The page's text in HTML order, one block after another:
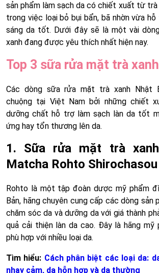
sản phẩm làm sạch da có chiết xuất từ trà
trong việc loại bỏ bụi bẩn, bã nhờn vừa
sáng da tốt. Dưới đây sẽ là một vài
xanh đang được yêu thích nhất hiện nay.
Top 3 sữa rửa mặt trà
Các dòng sữa rửa mặt trà xanh Nhật
chuộng tại Việt Nam bởi những chiết
dưỡng chất hỗ trợ làm sạch làn da tốt
ứng hay tổn thương lên da.
1. Sữa rửa mặt trà
Matcha Rohto Shirochasou
Rohto là một tập đoàn dược mỹ phẩm
Bản, hãng chuyên cung cấp các dòng sản
chăm sóc da và dưỡng da với giá thành
quả cải thiện làn da cao. Đây là hãng mỹ
phù hợp với nhiều loại da.
Tìm hiểu: Cách phân biệt các loại da:
nhạy cảm, da hỗn hợp và da thường